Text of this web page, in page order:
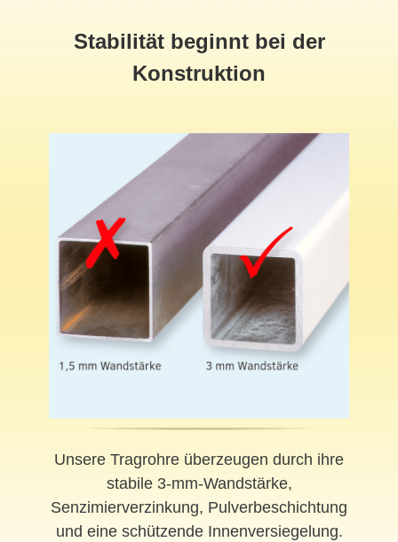
Stabilität beginnt bei der
Konstruktion
Unsere Tragrohre überzeugen durch ihre
stabile 3-mm-Wandstärke,
Senzimierverzinkung, Pulverbeschichtung
und eine schützende Innenversiegelung.